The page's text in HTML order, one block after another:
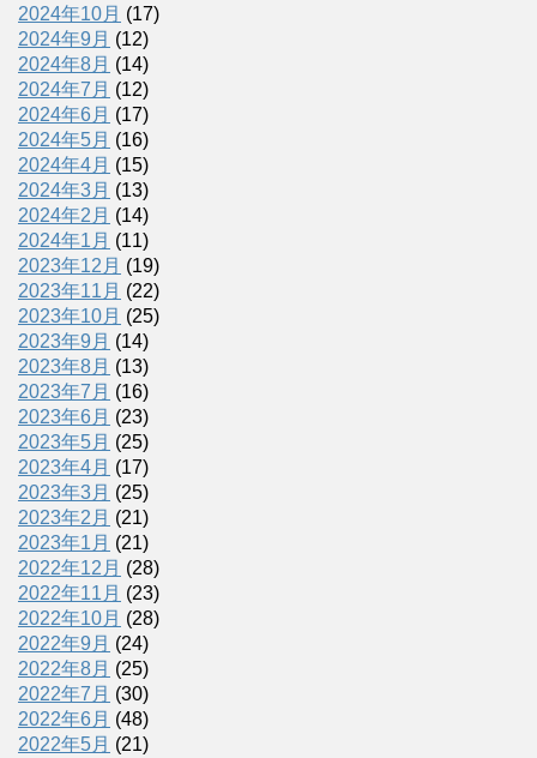
2024年10月 (17)
2024年9月 (12)
2024年8月 (14)
2024年7月 (12)
2024年6月 (17)
2024年5月 (16)
2024年4月 (15)
2024年3月 (13)
2024年2月 (14)
2024年1月 (11)
2023年12月 (19)
2023年11月 (22)
2023年10月 (25)
2023年9月 (14)
2023年8月 (13)
2023年7月 (16)
2023年6月 (23)
2023年5月 (25)
2023年4月 (17)
2023年3月 (25)
2023年2月 (21)
2023年1月 (21)
2022年12月 (28)
2022年11月 (23)
2022年10月 (28)
2022年9月 (24)
2022年8月 (25)
2022年7月 (30)
2022年6月 (48)
2022年5月 (21)